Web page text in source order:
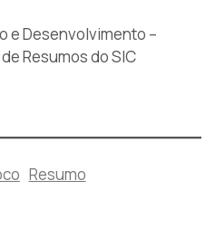
e Desenvolvimento –
Resumos do SIC
Resumo